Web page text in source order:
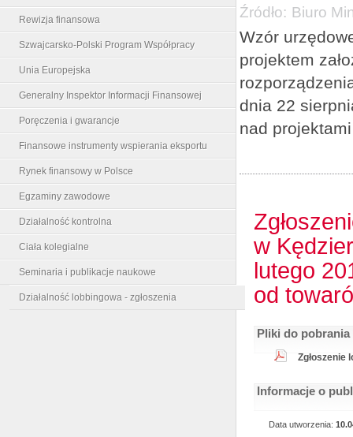
Rewizja finansowa
Szwajcarsko-Polski Program Współpracy
Unia Europejska
Generalny Inspektor Informacji Finansowej
Poręczenia i gwarancje
Finansowe instrumenty wspierania eksportu
Rynek finansowy w Polsce
Egzaminy zawodowe
Działalność kontrolna
Ciała kolegialne
Seminaria i publikacje naukowe
Działalność lobbingowa - zgłoszenia
Źródło: Biuro
Wzór
projektem
dnia 22
nad
w
lutego
od
Pliki do pobrania
Zgłoszenie
Informacje o
Data utworzenia: